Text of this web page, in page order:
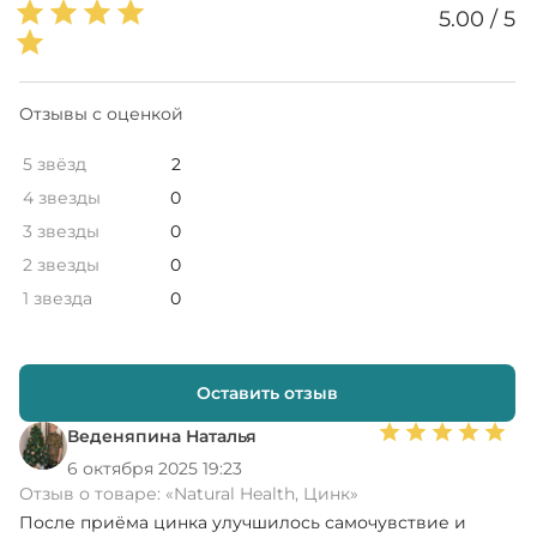
Веденяпина Наталья
6 октября 2025 19:23
Отзыв о товаре: «Natural Health, Цинк»
После приёма цинка улучшилось самочувствие и
5.00 / 5
Отзывы с оценкой
5 звёзд
2
4 звезды
0
3 звезды
0
2 звезды
0
1 звезда
0
Оставить отзыв